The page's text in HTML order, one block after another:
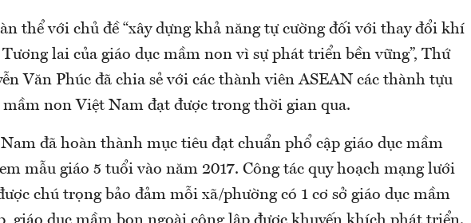
thể với chủ đề “xây dựng khả năng tự cường đối với thay đổi khí
lai của giáo dục mầm non vì sự phát triển bền vững”, Thứ
Văn Phúc đã chia sẻ với các thành viên ASEAN các thành tựu
mầm non Việt Nam đạt được trong thời gian qua.
đã hoàn thành mục tiêu đạt chuẩn phổ cập giáo dục mầm
mẫu giáo 5 tuổi vào năm 2017. Công tác quy hoạch mạng lưới
chú trọng bảo đảm mỗi xã/phường có 1 cơ sở giáo dục mầm